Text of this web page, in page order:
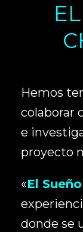
Hemos
colaborar
e
proyecto
«El
donde se